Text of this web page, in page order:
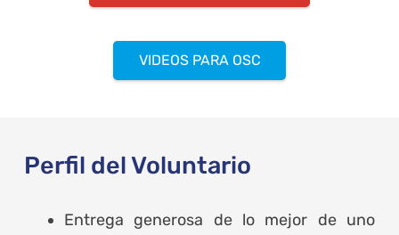
VIDEOS PARA OSC
Perfil del Voluntario
Entrega generosa de lo mejor de uno